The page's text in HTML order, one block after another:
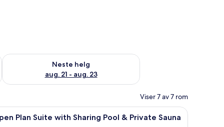
14 - aug. 16
Neste helg
aug. 21 - aug. 23
Sjekk tilgjengelighet for neste helg, aug. 21 - aug. 23
Viser 7 av 7 rom
og skrivebord Open Plan Suite with Sharing Pool &
4 Plan Suite with Sharing Pool & Private Sauna